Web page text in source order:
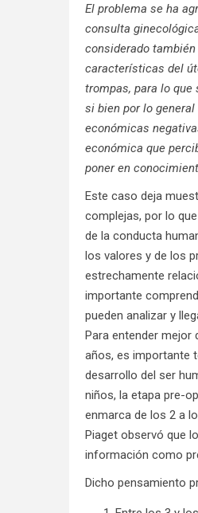
El problema se ha
consulta
considerado
características del
trompas, para lo que
si bien por lo
económicas
económica que
poner en
Este caso deja
complejas, por lo
de la conducta
los valores y de los
estrechamente
importante
pueden analizar y
Para entender mejor
años, es importante
desarrollo del ser
niños, la etapa pre-
enmarca de los 2 a
Piaget observó que
información como
Dicho pensamiento